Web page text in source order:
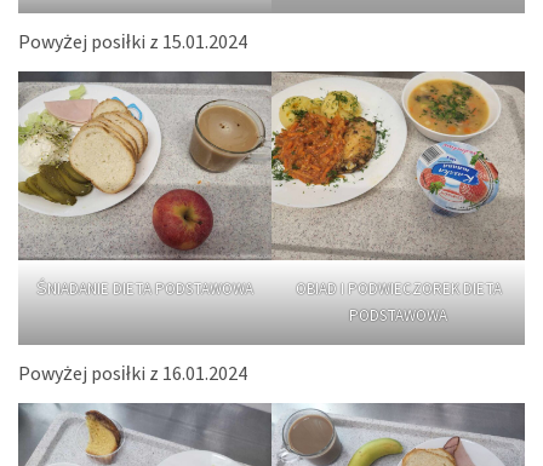
Powyżej posiłki z 15.01.2024
ŚNIADANIE DIETA PODSTAWOWA
OBIAD I PODWIECZOREK DIETA
PODSTAWOWA
Powyżej posiłki z 16.01.2024